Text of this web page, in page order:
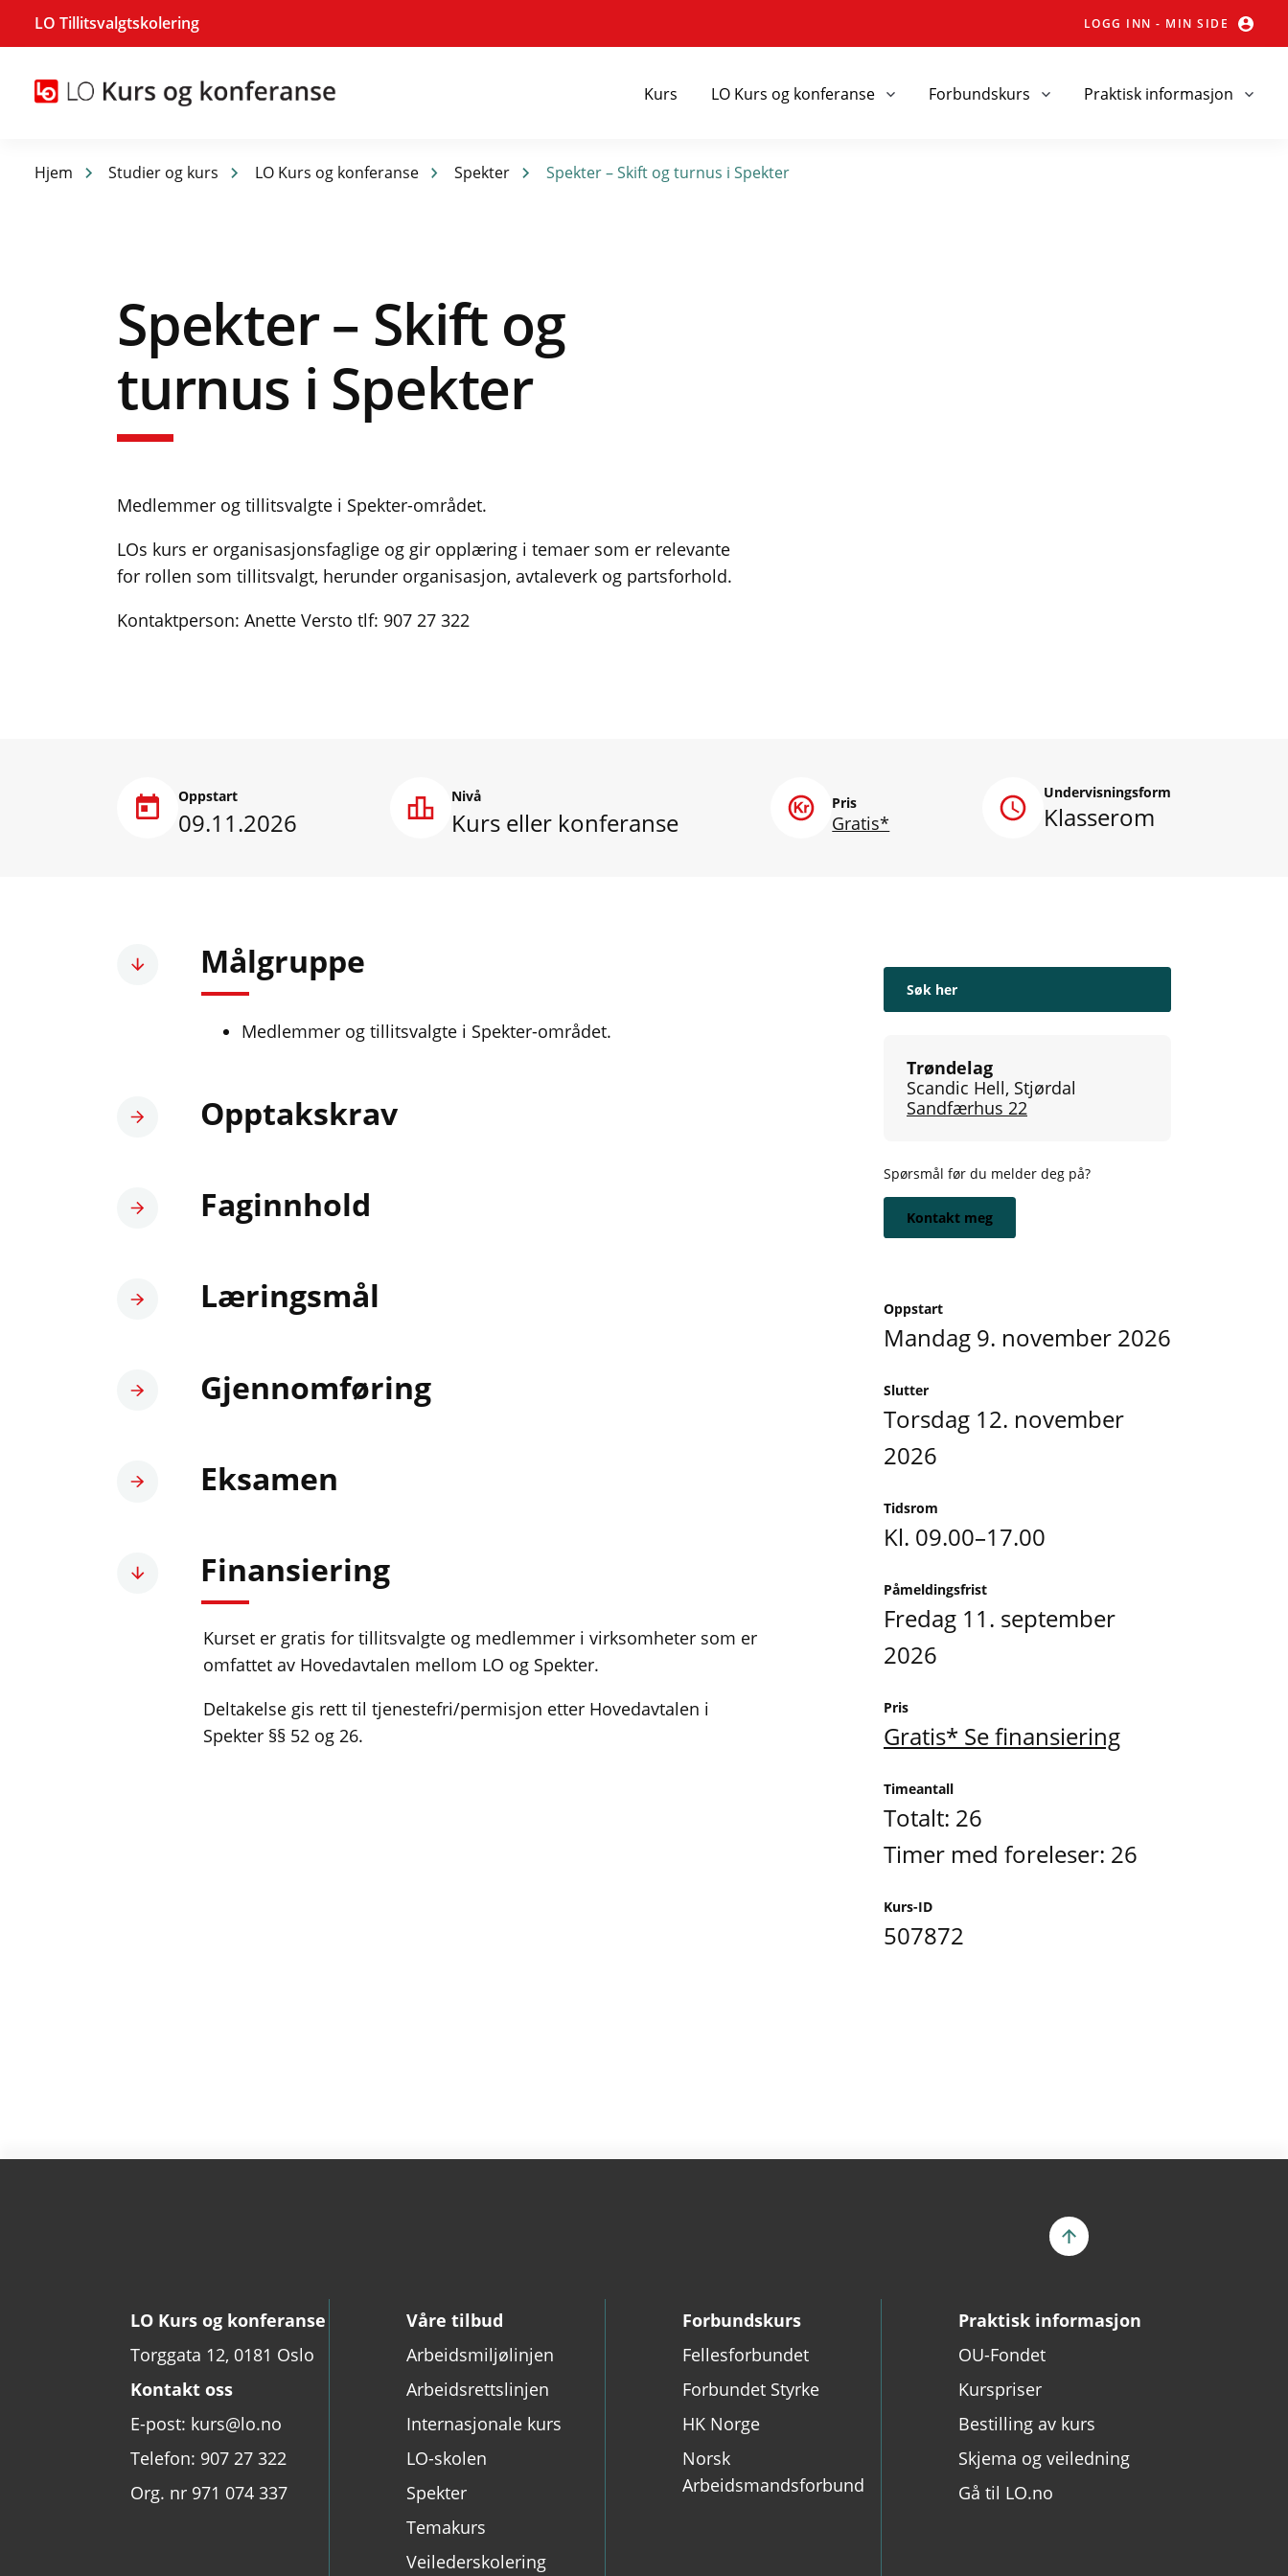
LO Tillitsvalgtskolering LOGG INN - MIN SIDE
Kurs LO Kurs og konferanse Forbundskurs Praktisk informasjon
Hjem Studier og kurs LO Kurs og konferanse Spekter Spekter – Skift og turnus i Spekter
Spekter – Skift og
turnus i Spekter
Medlemmer og tillitsvalgte i Spekter-området.
LOs kurs er organisasjonsfaglige og gir opplæring i temaer som er relevante
for rollen som tillitsvalgt, herunder organisasjon, avtaleverk og partsforhold.
Kontaktperson: Anette Versto tlf: 907 27 322
Oppstart
09.11.2026
Nivå
Kurs eller konferanse
Pris
Gratis*
Undervisningsform
Klasserom
Søk her
Trøndelag
Scandic Hell, Stjørdal
Sandfærhus 22
Spørsmål før du melder deg på?
Kontakt meg
Målgruppe
Medlemmer og tillitsvalgte i Spekter-området.
Opptakskrav
Faginnhold
Læringsmål
Gjennomføring
Eksamen
Finansiering
Kurset er gratis for tillitsvalgte og medlemmer i virksomheter som er
omfattet av Hovedavtalen mellom LO og Spekter.
Deltakelse gis rett til tjenestefri/permisjon etter Hovedavtalen i
Spekter §§ 52 og 26.
Oppstart
mandag 9. november 2026
Slutter
torsdag 12. november
2026
Tidsrom
Kl. 09.00–17.00
Påmeldingsfrist
fredag 11. september
2026
Pris
Gratis* Se finansiering
Timeantall
Totalt: 26
Timer med foreleser: 26
Kurs-ID
507872
LO Kurs og konferanse
Torggata 12, 0181 Oslo
Kontakt oss
E-post: kurs@lo.no
Telefon: 907 27 322
Org. nr 971 074 337
Våre tilbud
Arbeidsmiljølinjen
Arbeidsrettslinjen
Internasjonale kurs
LO-skolen
Spekter
Temakurs
Veilederskolering
Forbundskurs
Fellesforbundet
Forbundet Styrke
HK Norge
Norsk
Arbeidsmandsforbund
Praktisk informasjon
OU-Fondet
Kurspriser
Bestilling av kurs
Skjema og veiledning
Gå til LO.no